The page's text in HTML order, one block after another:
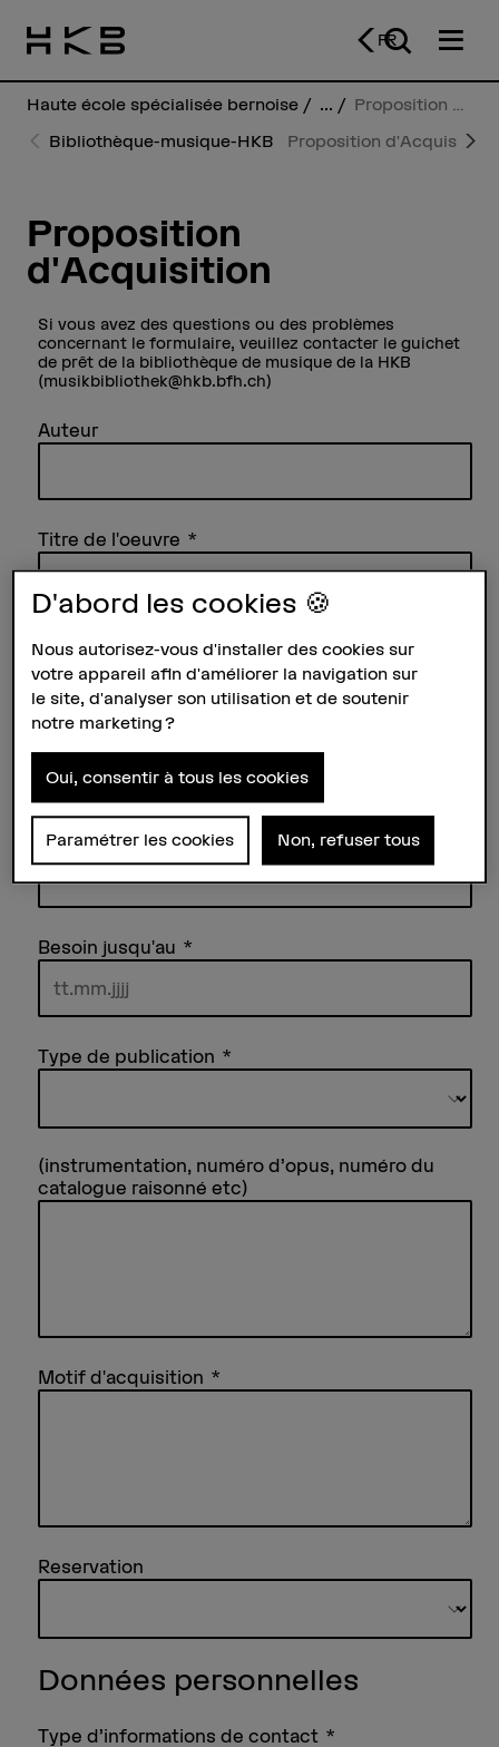
FR
Haute école spécialisée bernoise ...
o
u
s
Bibliothèque-musique-HKB
Proposition d'Acquisition
Proposition
d'Acquisition
Si vous avez des questions ou des problèmes
concernant le formulaire, veuillez contacter le guichet
de prêt de la bibliothèque de musique de la HKB
(musikbibliothek@hkb.bfh.ch)
Auteur
Titre de l'oeuvre
Editeur et année
ISBN
Besoin jusqu'au
Type de publication
(instrumentation, numéro d’opus, numéro du
catalogue raisonné etc)
Motif d'acquisition
Reservation
Données personnelles
Type d’informations de contact
D'abord les cookies 🍪
Nous autorisez-vous d'installer des cookies sur
votre appareil afin d'améliorer la navigation sur
le site, d'analyser son utilisation et de soutenir
notre marketing ?
Oui, consentir à tous les cookies
Paramétrer les cookies Non, refuser tous